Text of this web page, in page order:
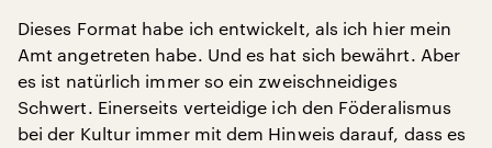
Dieses Format habe ich entwickelt, als ich hier mein
Amt angetreten habe. Und es hat sich bewährt. Aber
es ist natürlich immer so ein zweischneidiges
Schwert. Einerseits verteidige ich den Föderalismus
bei der Kultur immer mit dem Hinweis darauf, dass es